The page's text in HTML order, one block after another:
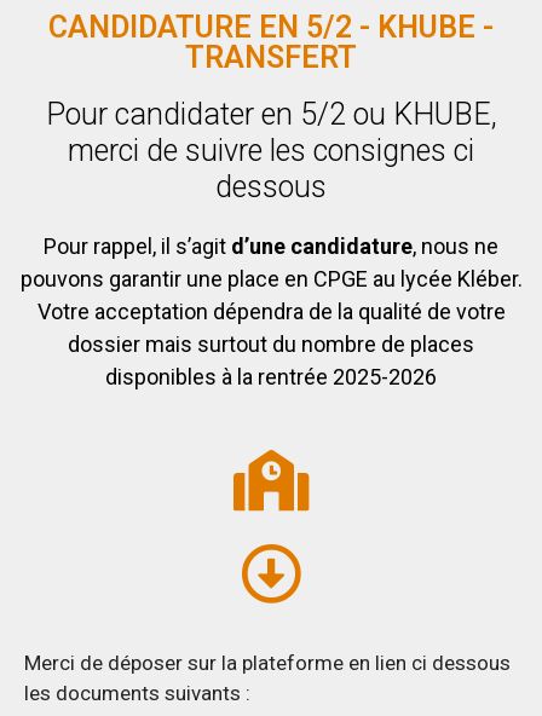
CANDIDATURE EN 5/2 - KHUBE -
TRANSFERT
Pour candidater en 5/2 ou KHUBE,
merci de suivre les consignes ci
dessous
Pour rappel, il s’agit d’une candidature, nous ne
pouvons garantir une place en CPGE au lycée Kléber.
Votre acceptation dépendra de la qualité de votre
dossier mais surtout du nombre de places
disponibles à la rentrée 2025-2026
Merci de déposer sur la plateforme en lien ci dessous
les documents suivants :